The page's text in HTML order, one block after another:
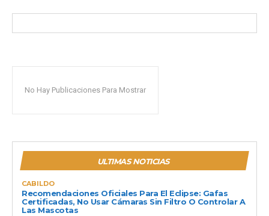
No Hay Publicaciones Para Mostrar
ULTIMAS NOTICIAS
CABILDO
Recomendaciones Oficiales Para El Eclipse: Gafas
Certificadas, No Usar Cámaras Sin Filtro O Controlar A
Las Mascotas